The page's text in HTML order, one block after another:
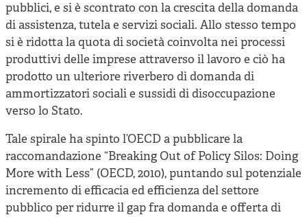
pubblici, e si è scontrato con la crescita della domanda
di assistenza, tutela e servizi sociali. Allo stesso tempo
si è ridotta la quota di società coinvolta nei processi
produttivi delle imprese attraverso il lavoro e ciò ha
prodotto un ulteriore riverbero di domanda di
ammortizzatori sociali e sussidi di disoccupazione
verso lo Stato.
Tale spirale ha spinto l’OECD a pubblicare la
raccomandazione “Breaking Out of Policy Silos: Doing
More with Less” (OECD, 2010), puntando sul potenziale
incremento di efficacia ed efficienza del settore
pubblico per ridurre il gap fra domanda e offerta di